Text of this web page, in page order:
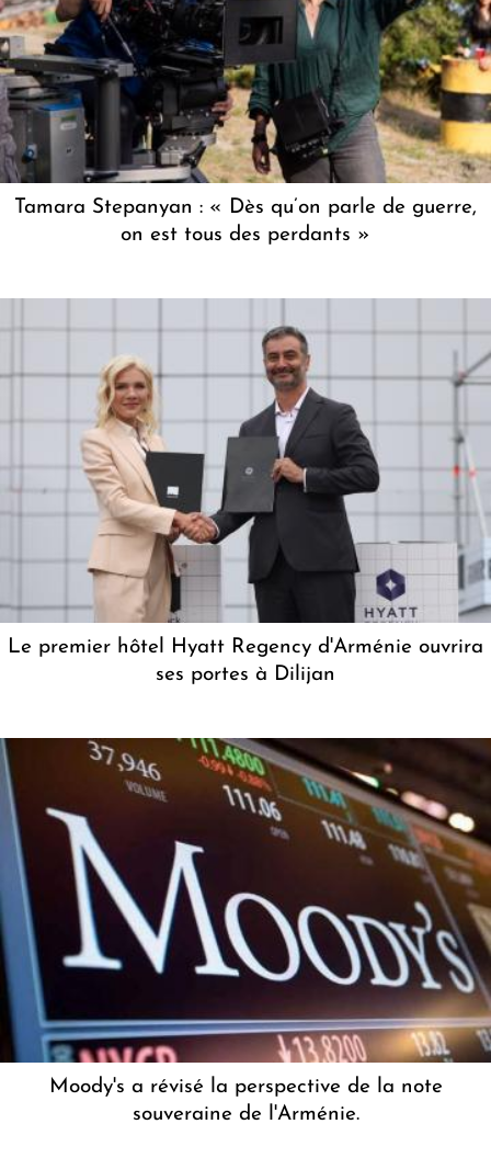
Tamara Stepanyan : « Dès qu’on parle de guerre,
on est tous des perdants »
Le premier hôtel Hyatt Regency d'Arménie ouvrira
ses portes à Dilijan
Moody's a révisé la perspective de la note
souveraine de l'Arménie.